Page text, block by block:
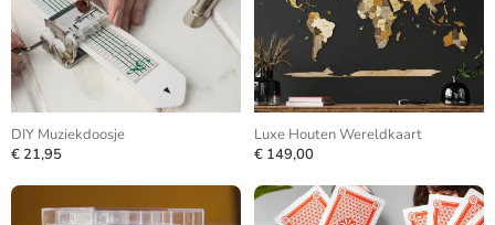
DIY Muziekdoosje
€ 21,95
Luxe Houten Wereldkaart
€ 149,00